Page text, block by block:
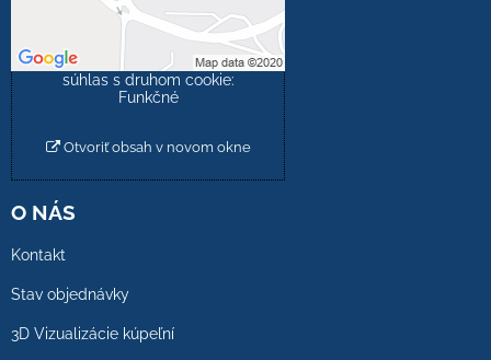
Povoliť tentokrát
Povoliť a zapamätať -
súhlas s druhom cookie:
Funkčné
Otvoriť obsah v novom okne
O NÁS
Kontakt
Stav objednávky
3D Vizualizácie kúpeľní